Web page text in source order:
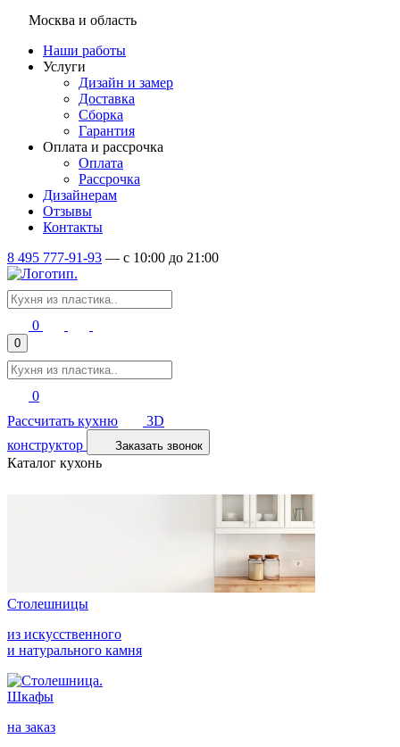
Москва и область
Наши работы
Услуги
Дизайн и замер
Доставка
Сборка
Гарантия
Оплата и рассрочка
Оплата
Рассрочка
Дизайнерам
Отзывы
Контакты
8 495 777-91-93 — c 10:00 до 21:00
0
0
0
Рассчитать кухню
3D
конструктор
Заказать звонок
Каталог кухонь
Столешницы
из искусственного
и натурального камня
Шкафы
на заказ